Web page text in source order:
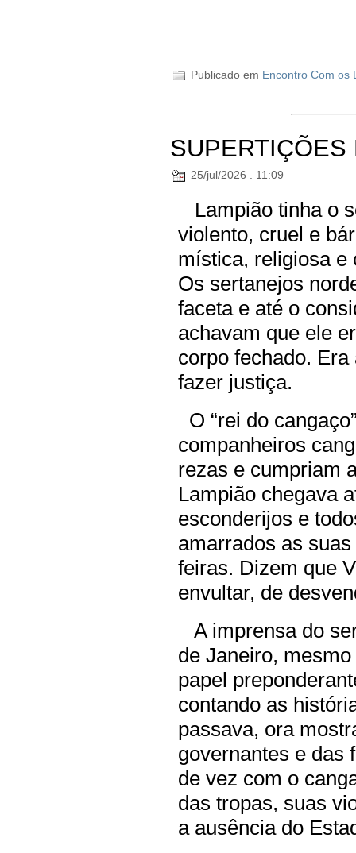
Publicado em Encontro Com os
SUPERTIÇÕES
25/jul/2026 . 11:09
Lampião tinha o
violento, cruel e
mística, religiosa e
Os sertanejos
faceta e até o
achavam que ele
corpo fechado.
fazer justiça.
O “rei do
companheiros
rezas e cumpriam
Lampião chegava
esconderijos e
amarrados as
feiras. Dizem que
envultar, de
A imprensa do
de Janeiro,
papel
contando as
passava, ora
governantes e das
de vez com o
das tropas, suas
a ausência do